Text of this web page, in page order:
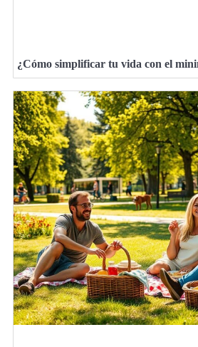
¿Cómo simplificar tu vida con el